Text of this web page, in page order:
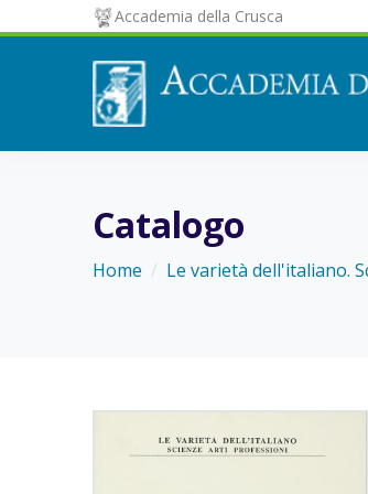
Accademia della Crusca
Catalogo
Home Le varietà dell'italiano.